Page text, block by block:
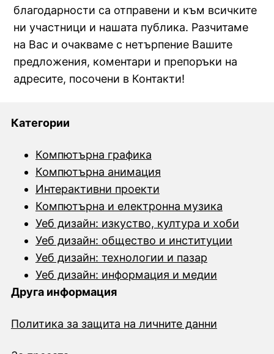
благодарности са отправени и към всичките
ни участници и нашата публика. Разчитаме
на Вас и очакваме с нетърпение Вашите
предложения, коментари и препоръки на
адресите, посочени в Контакти!
Категории
Компютърна графика
Компютърна анимация
Интерактивни проекти
Компютърна и електронна музика
Уеб дизайн: изкуство, култура и хоби
Уеб дизайн: общество и институции
Уеб дизайн: технологии и пазар
Уеб дизайн: информация и медии
Друга информация
Политика за защита на личните данни